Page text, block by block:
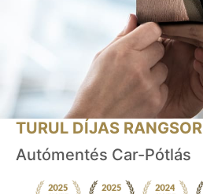
TURUL DÍJAS RANGSOR
Autómentés Car-Pótlás